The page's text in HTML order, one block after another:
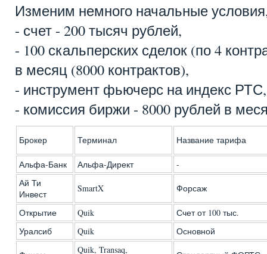
Изменим немного начальные
- счет - 200 тысяч рублей,
- 100 скальперских сделок (по 4
в месяц (8000 контрактов),
- инструмент фьючерс на индекс РТС,
- комиссия биржи - 8000 рублей в
Брокер Терминал Название тарифа
Альфа-Банк Альфа-Директ
-
Ай Ти
Инвест
SmartX Форсаж
Открытие Quik
Счет от 100 тыс.
Уралсиб
Quik Основной
Quik, Transaq,